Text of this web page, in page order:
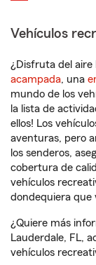
Vehículos
¿Disfruta del aire
acampada, una
mundo de los
la lista de
ellos! Los
aventuras, pero
los senderos,
cobertura de
vehículos
dondequiera que
¿Quiere más
Lauderdale, FL,
vehículos